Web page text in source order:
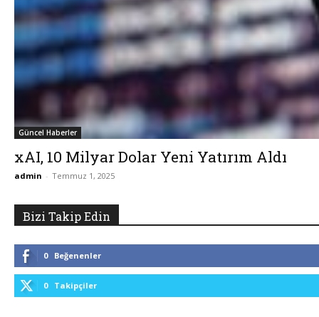
Güncel Haberler
xAI, 10 Milyar Dolar Yeni Yatırım Aldı
admin - Temmuz 1, 2025
Bizi Takip Edin
0 Beğenenler
0 Takipçiler